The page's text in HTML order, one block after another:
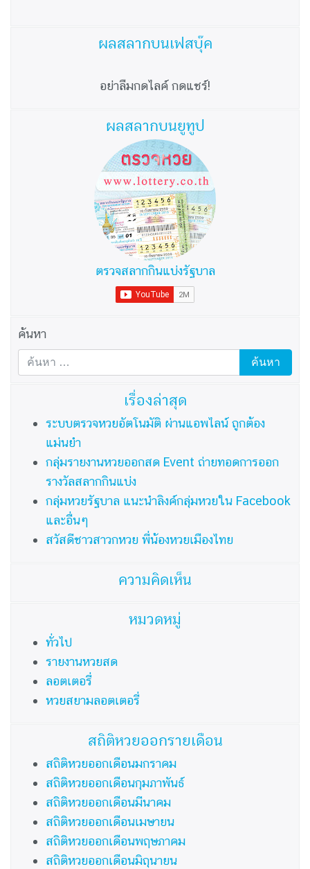
ผลสลากบนเฟสบุ๊ค
อย่าลืมกดไลค์ กดแชร์!
ผลสลากบนยูทูป
ตรวจสลากกินแบ่งรัฐบาล
ค้นหา
เรื่องล่าสุด
ระบบตรวจหวยอัตโนมัติ ผ่านแอพไลน์ ถูกต้อง
แม่นยำ
กลุ่มรายงานหวยออกสด Event ถ่ายทอดการออก
รางวัลสลากกินแบ่ง
กลุ่มหวยรัฐบาล แนะนำลิงค์กลุ่มหวยใน Facebook
และอื่นๆ
สวัสดีชาวสาวกหวย พี่น้องหวยเมืองไทย
ความคิดเห็น
หมวดหมู่
ทั่วไป
รายงานหวยสด
ลอตเตอรี่
หวยสยามลอตเตอรี่
สถิติหวยออกรายเดือน
สถิติหวยออกเดือนมกราคม
สถิติหวยออกเดือนกุมภาพันธ์
สถิติหวยออกเดือนมีนาคม
สถิติหวยออกเดือนเมษายน
สถิติหวยออกเดือนพฤษภาคม
สถิติหวยออกเดือนมิถุนายน